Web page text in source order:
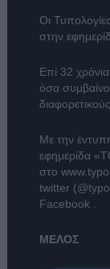
Οι
στην
Επί 32
όσα
Με την
εφημερίδα
στο
twitter
Facebook
ΜΕΛΟΣ